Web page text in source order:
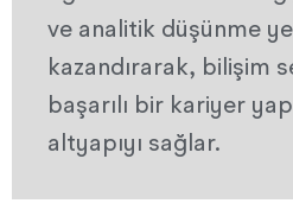
ve analitik düşünme
kazandırarak, bilişim
başarılı bir kariyer
altyapıyı sağlar.